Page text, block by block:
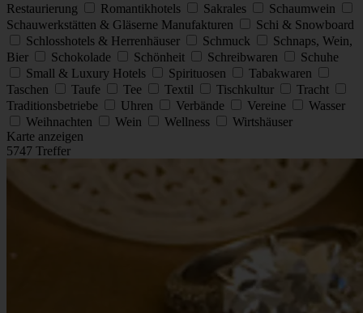
Restaurierung
Romantikhotels Sakrales
Schaumwein
Schauwerkstätten & Gläserne Manufakturen
Schi & Snowboard
Schlosshotels & Herrenhäuser
Schmuck
Schnaps, Wein,
Bier
Schokolade Schönheit Schreibwaren
Schuhe
Small & Luxury Hotels
Spirituosen
Tabakwaren
Taschen
Taufe Tee Textil Tischkultur
Tracht
Traditionsbetriebe
Uhren Verbände Vereine
Wasser
Weihnachten
Wein Wellness
Wirtshäuser
Karte anzeigen
5747 Treffer